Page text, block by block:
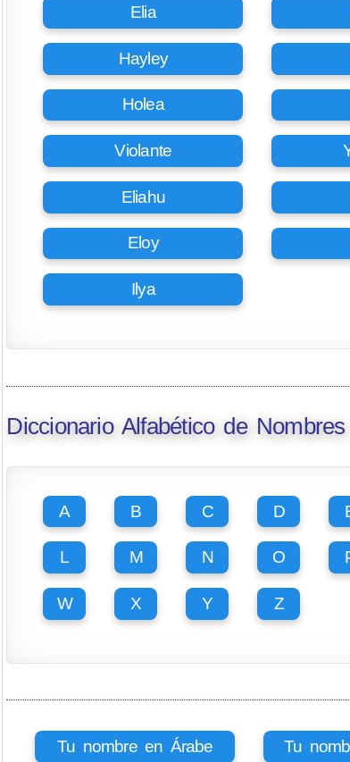
Elia
Hayley
Holea
Violante
Eliahu
Eloy
Ilya
Diccionario Alfabético de Nombres
A B C D
L M N O
W X Y Z
Tu nombre en Árabe Tu